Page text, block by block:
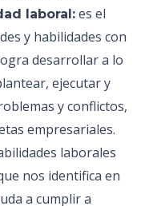
laboral: es el
y habilidades con
desarrollar a lo
ejecutar y
y conflictos,
empresariales.
laborales
nos identifica en
a cumplir a